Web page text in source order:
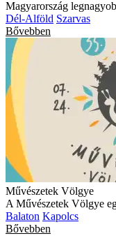
Magyarország
Dél-Alföld Szarvas
Bővebben
Művészetek Völgye
A Művészetek Völgye
Balaton Kapolcs
Bővebben